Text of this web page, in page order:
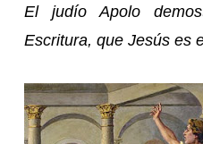
El judío Apolo
Escritura, que Jesús es